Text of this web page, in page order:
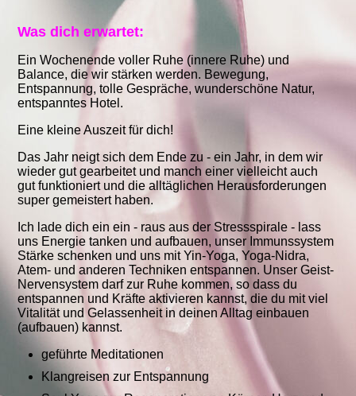
Was dich erwartet:
Ein Wochenende voller Ruhe (innere Ruhe) und
Balance, die wir stärken werden. Bewegung,
Entspannung, tolle Gespräche, wunderschöne Natur,
entspanntes Hotel.
Eine kleine Auszeit für dich!
Das Jahr neigt sich dem Ende zu - ein Jahr, in dem wir
wieder gut gearbeitet und manch einer vielleicht auch
gut funktioniert und die alltäglichen Herausforderungen
super gemeistert haben.
Ich lade dich ein ein - raus aus der Stressspirale - lass
uns Energie tanken und aufbauen, unser Immunssystem
Stärke schenken und uns mit Yin-Yoga, Yoga-Nidra,
Atem- und anderen Techniken entspannen. Unser Geist-
Nervensystem darf zur Ruhe kommen, so dass du
entspannen und Kräfte aktivieren kannst, die du mit viel
Vitalität und Gelassenheit in deinen Alltag einbauen
(aufbauen) kannst.
geführte Meditationen
Klangreisen zur Entspannung